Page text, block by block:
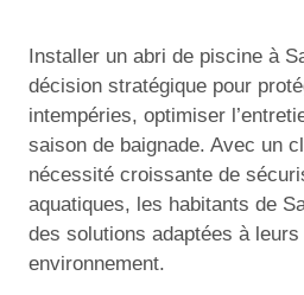
Installer un abri de piscine à
décision stratégique pour
intempéries, optimiser
saison de baignade. Avec un
nécessité croissante de
aquatiques, les habitants de
des solutions adaptées à
environnement.